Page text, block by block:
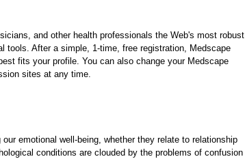
and other health professionals the Web's most robust
tools. After a simple, 1-time, free registration, Medscape
fits your profile. You can also change your Medscape
sites at any time.
emotional well-being, whether they relate to relationship
conditions are clouded by the problems of confusion